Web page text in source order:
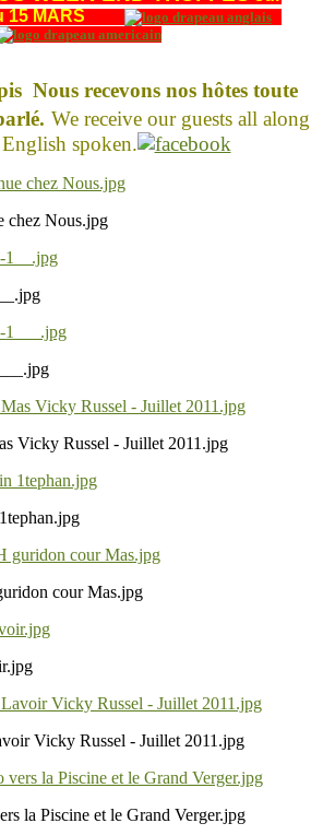
15 MARS
Nous recevons nos hôtes toute
We receive our guests all along
spoken.
chez Nous.jpg
Vicky Russel - Juillet 2011.jpg
cour Mas.jpg
Vicky Russel - Juillet 2011.jpg
la Piscine et le Grand Verger.jpg